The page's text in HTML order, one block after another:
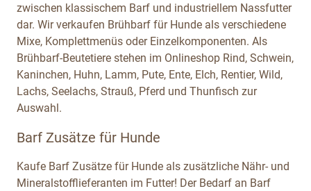
zwischen klassischem Barf und industriellem Nassfutter
dar. Wir verkaufen Brühbarf für Hunde als verschiedene
Mixe, Komplettmenüs oder Einzelkomponenten. Als
Brühbarf-Beutetiere stehen im Onlineshop Rind, Schwein,
Kaninchen, Huhn, Lamm, Pute, Ente, Elch, Rentier, Wild,
Lachs, Seelachs, Strauß, Pferd und Thunfisch zur
Auswahl.
Barf Zusätze für Hunde
Kaufe Barf Zusätze für Hunde als zusätzliche Nähr- und
Mineralstofflieferanten im Futter! Der Bedarf an Barf